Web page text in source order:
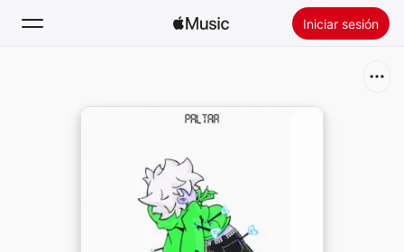
Iniciar sesión
Instalar Apple Music